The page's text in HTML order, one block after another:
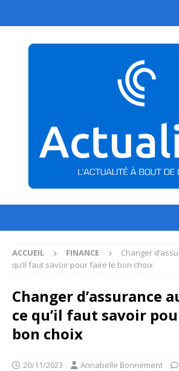
ACCUEIL FINANCE
Changer
qu’il faut savoir pour faire le bon choix
Changer d’assurance
ce qu’il faut savoir
bon choix
20/11/2023 Annabelle Bonnement